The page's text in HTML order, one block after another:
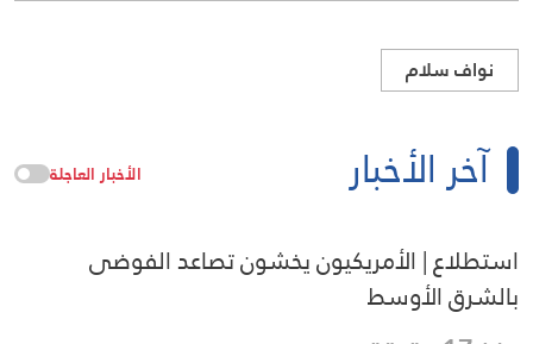
نواف سلام
آخر الأخبار الأخبار العاجلة
استطلاع | الأمريكيون يخشون تصاعد الفوضى
بالشرق الأوسط